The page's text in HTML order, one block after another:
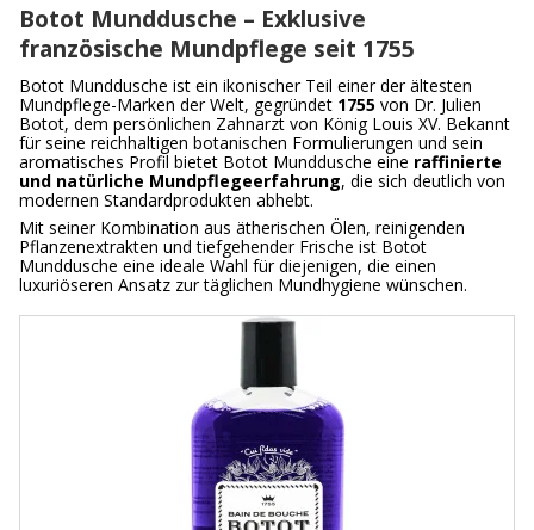
Botot Munddusche – Exklusive
französische Mundpflege seit 1755
Botot Munddusche ist ein ikonischer Teil einer der ältesten
Mundpflege-Marken der Welt, gegründet 1755 von Dr. Julien
Botot, dem persönlichen Zahnarzt von König Louis XV. Bekannt
für seine reichhaltigen botanischen Formulierungen und sein
aromatisches Profil bietet Botot Munddusche eine raffinierte
und natürliche Mundpflegeerfahrung, die sich deutlich von
modernen Standardprodukten abhebt.
Mit seiner Kombination aus ätherischen Ölen, reinigenden
Pflanzenextrakten und tiefgehender Frische ist Botot
Munddusche eine ideale Wahl für diejenigen, die einen
luxuriöseren Ansatz zur täglichen Mundhygiene wünschen.